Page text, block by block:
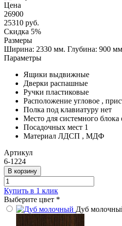
Цена
26900
25310 руб.
Скидка 5%
Размеры
Ширина: 2330 мм. Глубина: 900
Параметры
Ящики выдвижные
Дверки распашные
Ручки пластиковые
Расположение угловое ,
Полка под клавиатуру нет
Место для системного блока
Посадочных мест 1
Материал ЛДСП , МДФ
Артикул
6-1224
В корзину
Купить в 1 клик
Выберите цвет *
Дуб